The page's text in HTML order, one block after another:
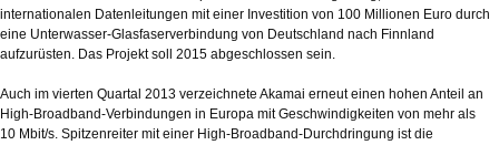
internationalen Datenleitungen mit einer Investition von 100 Millionen Euro durch
eine Unterwasser-Glasfaserverbindung von Deutschland nach Finnland
aufzurüsten. Das Projekt soll 2015 abgeschlossen sein.
Auch im vierten Quartal 2013 verzeichnete Akamai erneut einen hohen Anteil an
High-Broadband-Verbindungen in Europa mit Geschwindigkeiten von mehr als
10 Mbit/s. Spitzenreiter mit einer High-Broadband-Durchdringung ist die